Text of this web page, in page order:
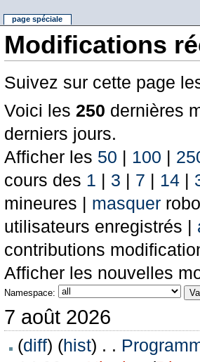
Modifications
Suivez sur cette page
Voici les 250 dernières
derniers jours.
Afficher les 50 | 100 |
cours des 1 | 3 | 7 | 14|
mineures | masquer
utilisateurs enregistrés |
contributions
Afficher les nouvelles
Namespace:
7 août 2026
(diff) (hist) . .
page spéciale